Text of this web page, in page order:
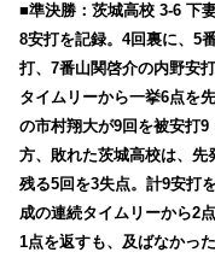
■準決勝：茨城高校 3-6 下
8安打を記録。4回裏に、5
打、7番山関啓介の内野安
タイムリーから一挙6点を
の市村翔大が9回を被安打
方、敗れた茨城高校は、
残る5回を3失点。計9安打
成の連続タイムリーから2
1点を返すも、及ばなかった